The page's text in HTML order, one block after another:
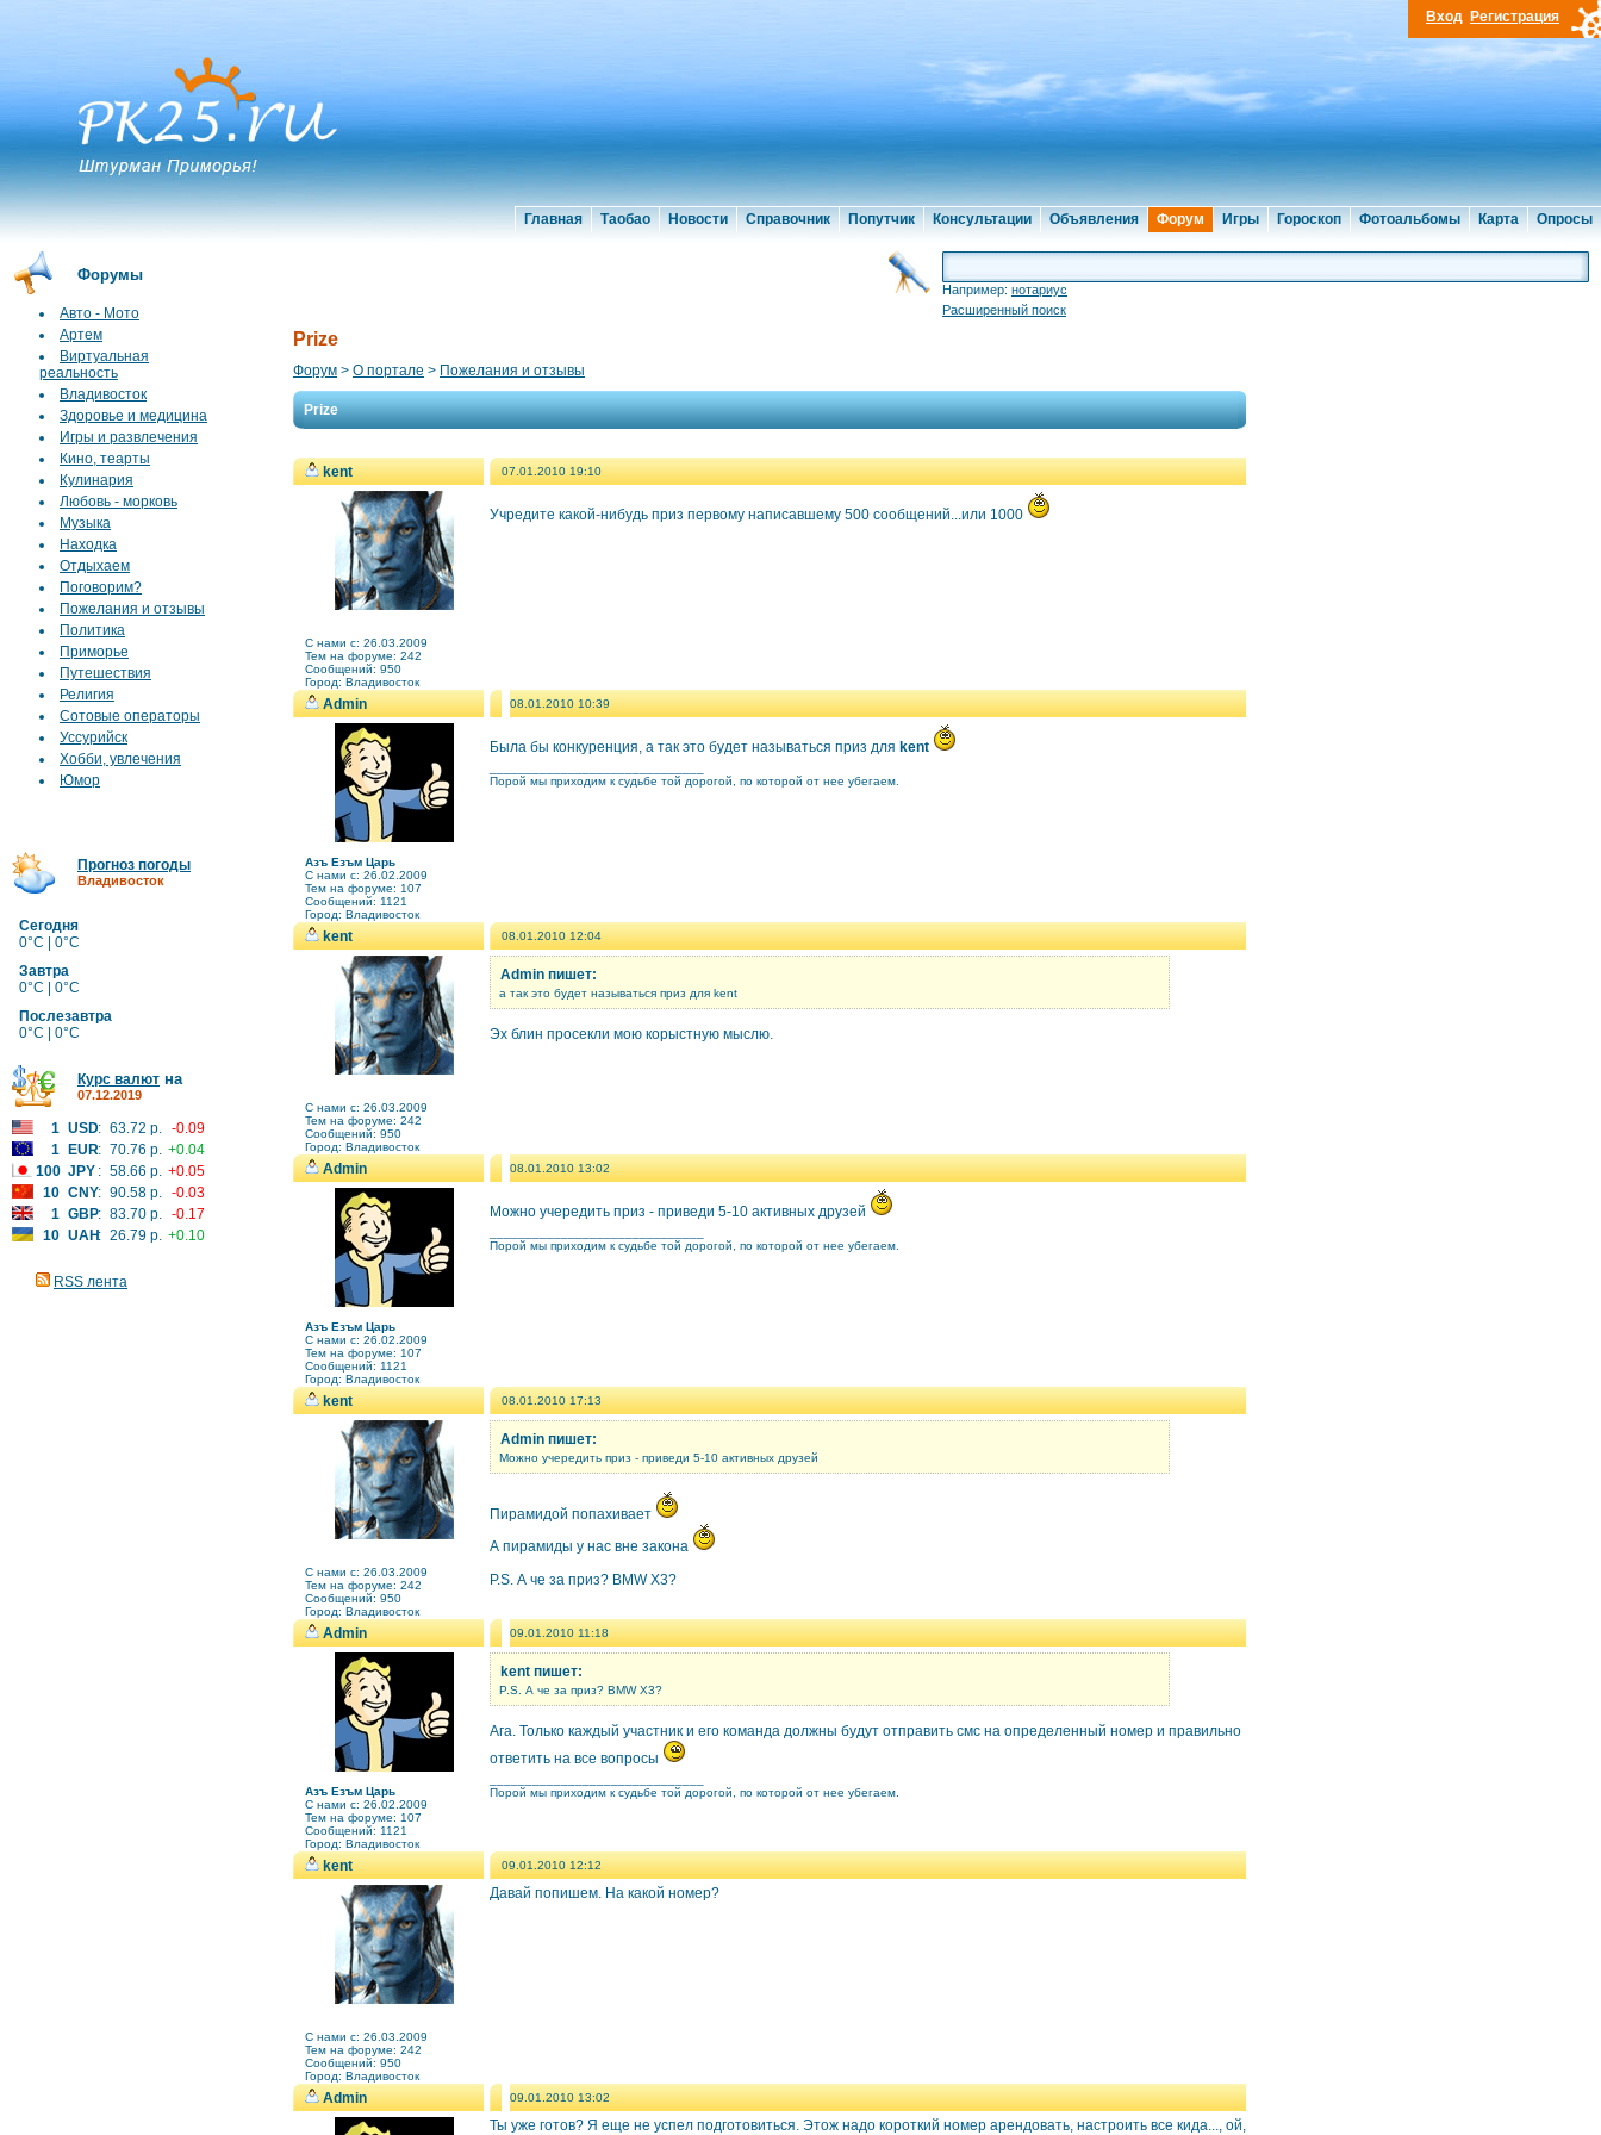
Главная Таобао Новости Справочник Попутчик Консультации Объявления Форум Игры Гороскоп Фотоальбомы Карта Опросы
Вход Регистрация
Форумы
Авто - Мото
Артем
Виртуальная
реальность
Владивосток
Здоровье и медицина
Игры и развлечения
Кино, теарты
Кулинария
Любовь - морковь
Музыка
Находка
Отдыхаем
Поговорим?
Пожелания и отзывы
Политика
Приморье
Путешествия
Религия
Сотовые операторы
Уссурийск
Хобби, увлечения
Юмор
Прогноз погоды
Владивосток
Сегодня
0°C | 0°C
Завтра
0°C | 0°C
Послезавтра
0°C | 0°C
Курс валют на
07.12.2019
1 USD: 63.72 р. -0.09
1
EUR: 70.76 р. +0.04
100 JPY : 58.66 р. +0.05
10 CNY: 90.58 р. -0.03
1 GBP: 83.70 р. -0.17
10 UAH: 26.79 р. +0.10
RSS лента
Например: нотариус
Расширенный поиск
Prize
Форум > О портале > Пожелания и отзывы
Prize
kent 07.01.2010 19:10
C нами с: 26.03.2009
Тем на форуме: 242
Сообщений: 950
Город: Владивосток
Учредите какой-нибудь приз первому написавшему 500 сообщений...или 1000
Admin 08.01.2010 10:39
Азъ Езъм Царь
C нами с: 26.02.2009
Тем на форуме: 107
Сообщений: 1121
Город: Владивосток
Была бы конкуренция, а так это будет называться приз для kent
Порой мы приходим к судьбе той дорогой, по которой от нее убегаем.
kent 08.01.2010 12:04
C нами с: 26.03.2009
Тем на форуме: 242
Сообщений: 950
Город: Владивосток
Admin пишет:
а так это будет называться приз для kent
Эх блин просекли мою корыстную мыслю.
Admin 08.01.2010 13:02
Азъ Езъм Царь
C нами с: 26.02.2009
Тем на форуме: 107
Сообщений: 1121
Город: Владивосток
Можно учередить приз - приведи 5-10 активных друзей
Порой мы приходим к судьбе той дорогой, по которой от нее убегаем.
kent 08.01.2010 17:13
C нами с: 26.03.2009
Тем на форуме: 242
Сообщений: 950
Город: Владивосток
Admin пишет:
Можно учередить приз - приведи 5-10 активных друзей
Пирамидой попахивает
А пирамиды у нас вне закона
P.S. А че за приз? BMW X3?
Admin 09.01.2010 11:18
Азъ Езъм Царь
C нами с: 26.02.2009
Тем на форуме: 107
Сообщений: 1121
Город: Владивосток
kent пишет:
P.S. А че за приз? BMW X3?
Ага. Только каждый участник и его команда должны будут отправить смс на определенный номер и правильно
ответить на все вопросы
Порой мы приходим к судьбе той дорогой, по которой от нее убегаем.
kent 09.01.2010 12:12
C нами с: 26.03.2009
Тем на форуме: 242
Сообщений: 950
Город: Владивосток
Давай попишем. На какой номер?
Admin 09.01.2010 13:02
Ты уже готов? Я еще не успел подготовиться. Этож надо короткий номер арендовать, настроить все кида..., ой,